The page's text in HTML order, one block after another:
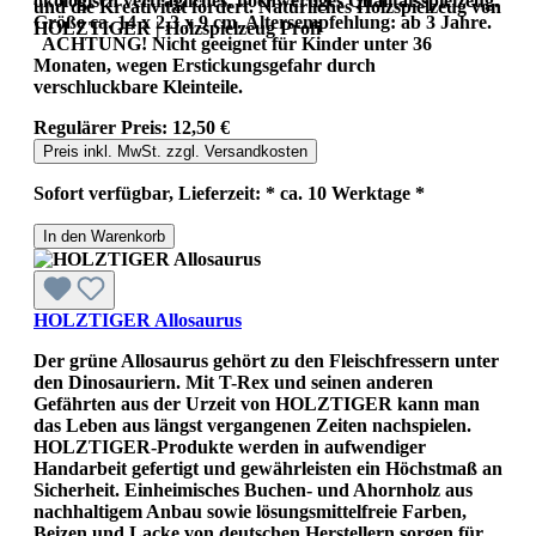
und die Kreativität fördert. Natürliches Holzspielzeug von
HOLZTIGER | Holzspielzeug Profi
Größe ca. 14 x 2,3 x 9 cm. Altersempfehlung: ab 3 Jahre.
ACHTUNG! Nicht geeignet für Kinder unter 36
Monaten, wegen Erstickungsgefahr durch
verschluckbare Kleinteile.
Regulärer Preis: 12,50 €
Preis inkl. MwSt. zzgl. Versandkosten
Sofort verfügbar, Lieferzeit: * ca. 10 Werktage *
In den Warenkorb
HOLZTIGER Allosaurus
Der grüne Allosaurus gehört zu den Fleischfressern unter
den Dinosauriern. Mit T-Rex und seinen anderen
Gefährten aus der Urzeit von HOLZTIGER kann man
das Leben aus längst vergangenen Zeiten nachspielen.
HOLZTIGER-Produkte werden in aufwendiger
Handarbeit gefertigt und gewährleisten ein Höchstmaß an
Sicherheit. Einheimisches Buchen- und Ahornholz aus
nachhaltigem Anbau sowie lösungsmittelfreie Farben,